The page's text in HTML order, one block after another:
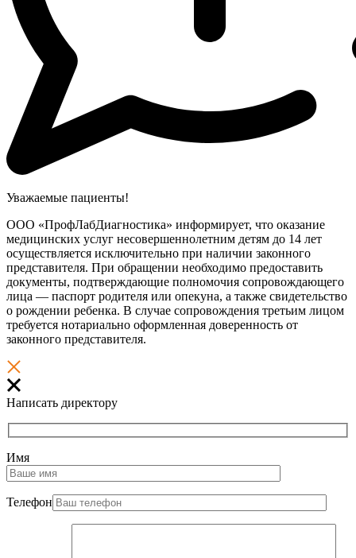
Уважаемые пациенты!
ООО «ПрофЛабДиагностика» информирует, что оказание
медицинских услуг несовершеннолетним детям до 14 лет
осуществляется исключительно при наличии законного
представителя. При обращении необходимо предоставить
документы, подтверждающие полномочия сопровождающего
лица — паспорт родителя или опекуна, а также свидетельство
о рождении ребенка. В случае сопровождения третьим лицом
требуется нотариально оформленная доверенность от
законного представителя.
Написать директору
Имя
Телефон